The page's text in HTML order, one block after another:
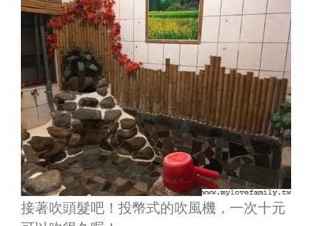
接著吹頭髮吧！投幣式的吹風機，一次十元